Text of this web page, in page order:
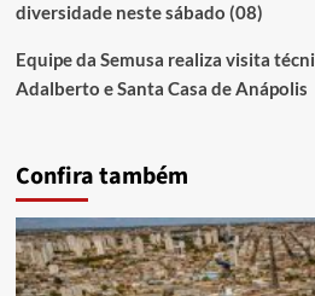
diversidade neste sábado (08)
Equipe da Semusa realiza visita
Adalberto e Santa Casa de Anápolis
Confira também